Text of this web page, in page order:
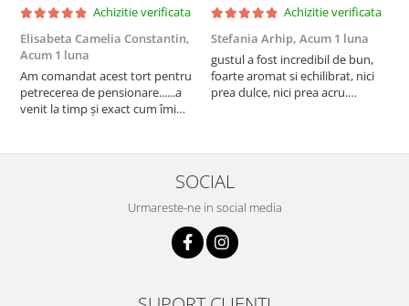
Achizitie verificata
Elisabeta Camelia Constantin,
Acum 1 luna
Am comandat acest tort pentru
petrecerea de pensionare......a
venit la timp și exact cum îmi
echipei, felicitări pentru tot ceea
ce faceți! A fost apreciat și lăudat
Achizitie verificata
Stefania Arhip, Acum 1 luna
gustul a fost incredibil de bun,
foarte aromat si echilibrat, nici
prea dulce, nici prea acru.
poza de inspiratie. multe
multumiri
SOCIAL
Urmareste-ne in social media